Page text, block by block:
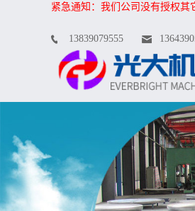
紧急通知：我们公司没有授权其
13839079555